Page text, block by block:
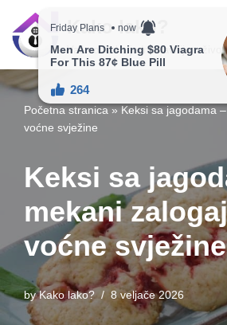
Skip
content
Kako lako?
Vaš vodič ka jednostavnijem
Početna stranica»Keksi sa jagodama
voćne svježine
Keksi sa
mekani
voćne svježine
byKako lako? 8 veljače 2026